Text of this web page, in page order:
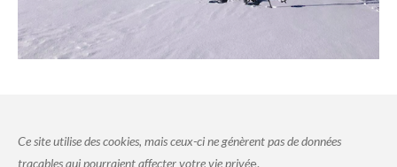
Ce site utilise des cookies, mais ceux-ci ne génèrent pas de données
traçables qui pourraient affecter votre vie privée.